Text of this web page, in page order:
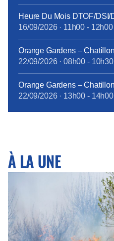
Heure Du Mois DTOF/DSI/
16/09/2026· 11h00 - 12h00
Orange Gardens –
22/09/2026· 08h00 - 10h30
Orange Gardens –
22/09/2026· 13h00 - 14h00
À LA UNE